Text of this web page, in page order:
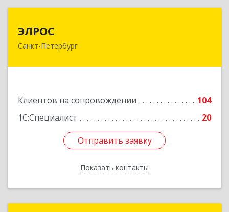
ЭЛРОС
Санкт-Петербург
Клиентов на сопровождении
104
1С:Специалист
20
Отправить заявку
Показать контакты
191024, Санкт-Петербург г, Тележная ул, дом №
Отправить заявку
Назад